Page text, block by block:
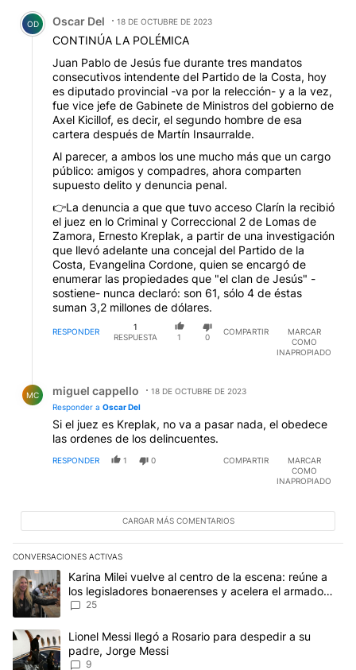
Comentario de Oscar Del.
OD Oscar Del 18 DE OCTUBRE DE 2023
CONTINÚA LA POLÉMICA
Juan Pablo de Jesús fue durante tres mandatos
consecutivos intendente del Partido de la Costa, hoy
es diputado provincial -va por la relección- y a la vez,
fue vice jefe de Gabinete de Ministros del gobierno de
Axel Kicillof, es decir, el segundo hombre de esa
cartera después de Martín Insaurralde.
Al parecer, a ambos los une mucho más que un cargo
público: amigos y compadres, ahora comparten
supuesto delito y denuncia penal.
👉La denuncia a que que tuvo acceso Clarín la recibió
el juez en lo Criminal y Correccional 2 de Lomas de
Zamora, Ernesto Kreplak, a partir de una investigación
que llevó adelante una concejal del Partido de la
Costa, Evangelina Cordone, quien se encargó de
enumerar las propiedades que "el clan de Jesús" -
sostiene- nunca declaró: son 61, sólo 4 de éstas
suman 3,2 millones de dólares.
RESPONDER
1
RESPUESTA
1 0
COMPARTIR
MARCAR
COMO
INAPROPIADO
MC miguel cappello
18 DE OCTUBRE DE 2023
Responder a Oscar Del
Si el juez es Kreplak, no va a pasar nada, el obedece
las ordenes de los delincuentes.
RESPONDER 1 0 COMPARTIR
MARCAR
COMO
INAPROPIADO
CARGAR MÁS COMENTARIOS
CONVERSACIONES ACTIVAS
Este listado muestra los artículos con más comentarios en los
Un artículo de tendencia con el título "Karina Milei vuelve al
Karina Milei vuelve al centro de la escena: reúne a
los legisladores bonaerenses y acelera el armado
para 2027
25
Un artículo de tendencia con el título "Lionel Messi llegó a
Lionel Messi llegó a Rosario para despedir a su
padre, Jorge Messi
9